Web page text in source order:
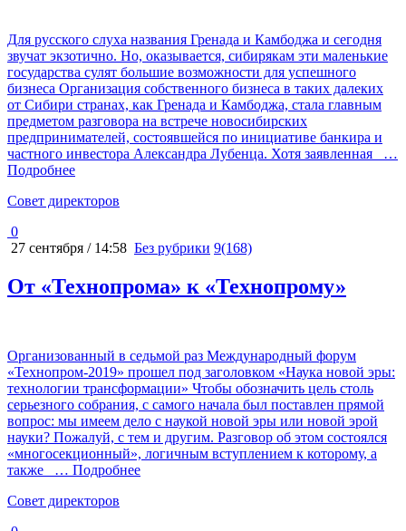
Для русского слуха названия Гренада и Камбоджа и сегодня
звучат экзотично. Но, оказывается, сибирякам эти маленькие
государства сулят большие возможности для успешного
бизнеса Организация собственного бизнеса в таких далеких
от Сибири странах, как Гренада и Камбоджа, стала главным
предметом разговора на встрече новосибирских
предпринимателей, состоявшейся по инициативе банкира и
частного инвестора Александра Лубенца. Хотя заявленная
…
Подробнее
Cовет директоров
0
27 сентября / 14:58 Без рубрики 9(168)
От «Технопрома» к «Технопрому»
Организованный в седьмой раз Международный форум
«Технопром-2019» прошел под заголовком «Наука новой эры:
технологии трансформации» Чтобы обозначить цель столь
серьезного собрания, с самого начала был поставлен прямой
вопрос: мы имеем дело с наукой новой эры или новой эрой
науки? Пожалуй, с тем и другим. Разговор об этом состоялся
«многосекционный», логичным вступлением к которому, а
также
… Подробнее
Cовет директоров